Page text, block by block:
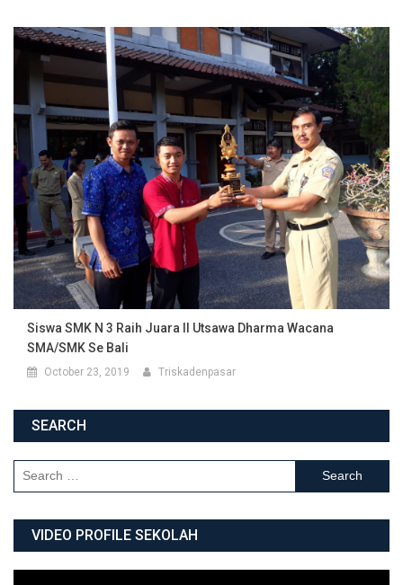
Siswa SMK N 3 Raih Juara II Utsawa Dharma Wacana
SMA/SMK Se Bali
October 23, 2019 Triskadenpasar
SEARCH
Search for:
VIDEO PROFILE SEKOLAH